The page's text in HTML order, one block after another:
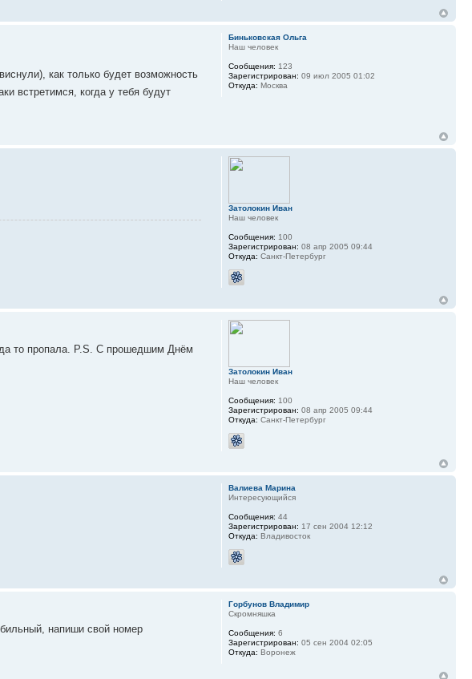
как только будет возможность
встретимся, когда у тебя будут
Биньковская Ольга
Наш человек
Сообщения: 123
Зарегистрирован: 09 июл 2005 01:02
Откуда: Москва
Затолокин Иван
Наш человек
Сообщения: 100
Зарегистрирован: 08 апр 2005 09:44
Откуда: Санкт-Петербург
то пропала. P.S. С прошедшим Днём
Затолокин Иван
Наш человек
Сообщения: 100
Зарегистрирован: 08 апр 2005 09:44
Откуда: Санкт-Петербург
Валиева Марина
Интересующийся
Сообщения: 44
Зарегистрирован: 17 сен 2004 12:12
Откуда: Владивосток
напиши свой номер
Горбунов Владимир
Скромняшка
Сообщения: 6
Зарегистрирован: 05 сен 2004 02:05
Откуда: Воронеж